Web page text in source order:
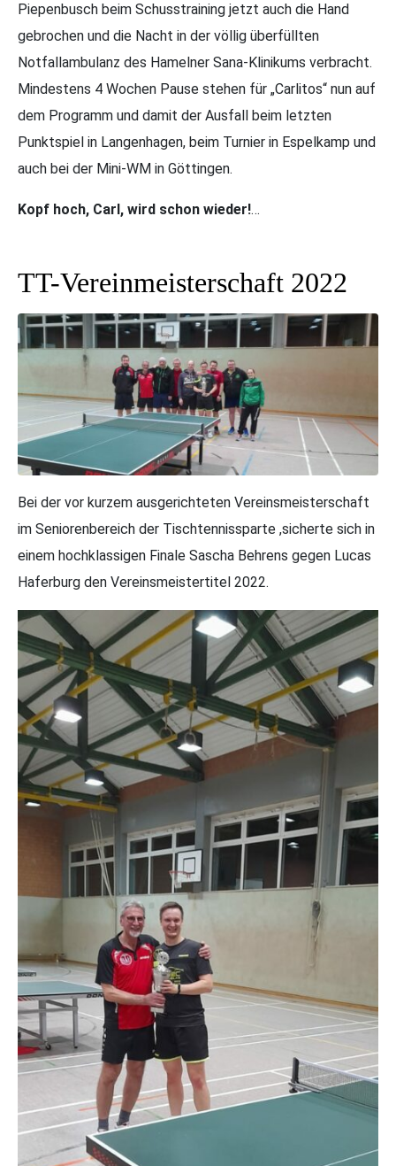
Piepenbusch beim Schusstraining jetzt auch die Hand
gebrochen und die Nacht in der völlig überfüllten
Notfallambulanz des Hamelner Sana-Klinikums verbracht.
Mindestens 4 Wochen Pause stehen für „Carlitos“ nun auf
dem Programm und damit der Ausfall beim letzten
Punktspiel in Langenhagen, beim Turnier in Espelkamp und
auch bei der Mini-WM in Göttingen.
Kopf hoch, Carl, wird schon wieder!…
TT-Vereinmeisterschaft 2022
Bei der vor kurzem ausgerichteten Vereinsmeisterschaft
im Seniorenbereich der Tischtennissparte ,sicherte sich in
einem hochklassigen Finale Sascha Behrens gegen Lucas
Haferburg den Vereinsmeistertitel 2022.